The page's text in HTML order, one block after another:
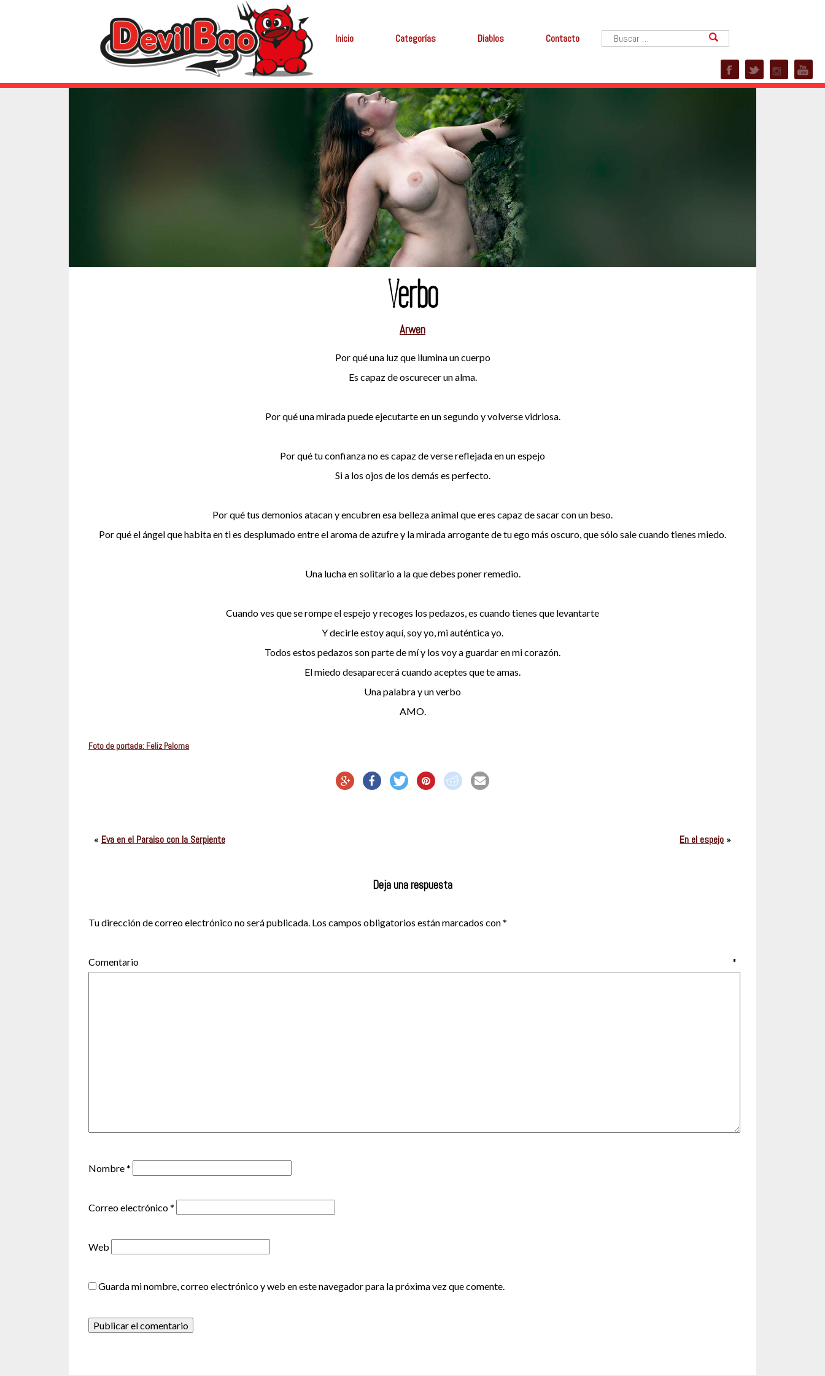
Inicio Categorías Diablos Contacto Buscar:
Verbo
Arwen
Por qué una luz que ilumina un cuerpo
Es capaz de oscurecer un alma.
Por qué una mirada puede ejecutarte en un segundo y volverse vidriosa.
Por qué tu confianza no es capaz de verse reflejada en un espejo
Si a los ojos de los demás es perfecto.
Por qué tus demonios atacan y encubren esa belleza animal que eres capaz de sacar con un beso.
Por qué el ángel que habita en ti es desplumado entre el aroma de azufre y la mirada arrogante de tu ego más oscuro, que sólo sale cuando tienes miedo.
Una lucha en solitario a la que debes poner remedio.
Cuando ves que se rompe el espejo y recoges los pedazos, es cuando tienes que levantarte
Y decirle estoy aquí, soy yo, mi auténtica yo.
Todos estos pedazos son parte de mí y los voy a guardar en mi corazón.
El miedo desaparecerá cuando aceptes que te amas.
Una palabra y un verbo
AMO.
Foto de portada: Feliz Paloma
« Eva en el Paraiso con la Serpiente En el espejo »
Deja una respuesta
Tu dirección de correo electrónico no será publicada. Los campos obligatorios están marcados con*
Comentario *
Nombre*
Correo electrónico*
Web
Guarda mi nombre, correo electrónico y web en este navegador para la próxima vez que comente.